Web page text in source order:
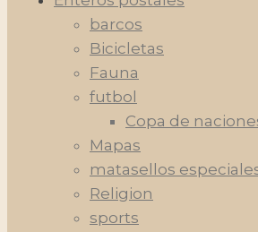
barcos
Bicicletas
Fauna
futbol
Copa de
Mapas
matasellos
Religion
sports